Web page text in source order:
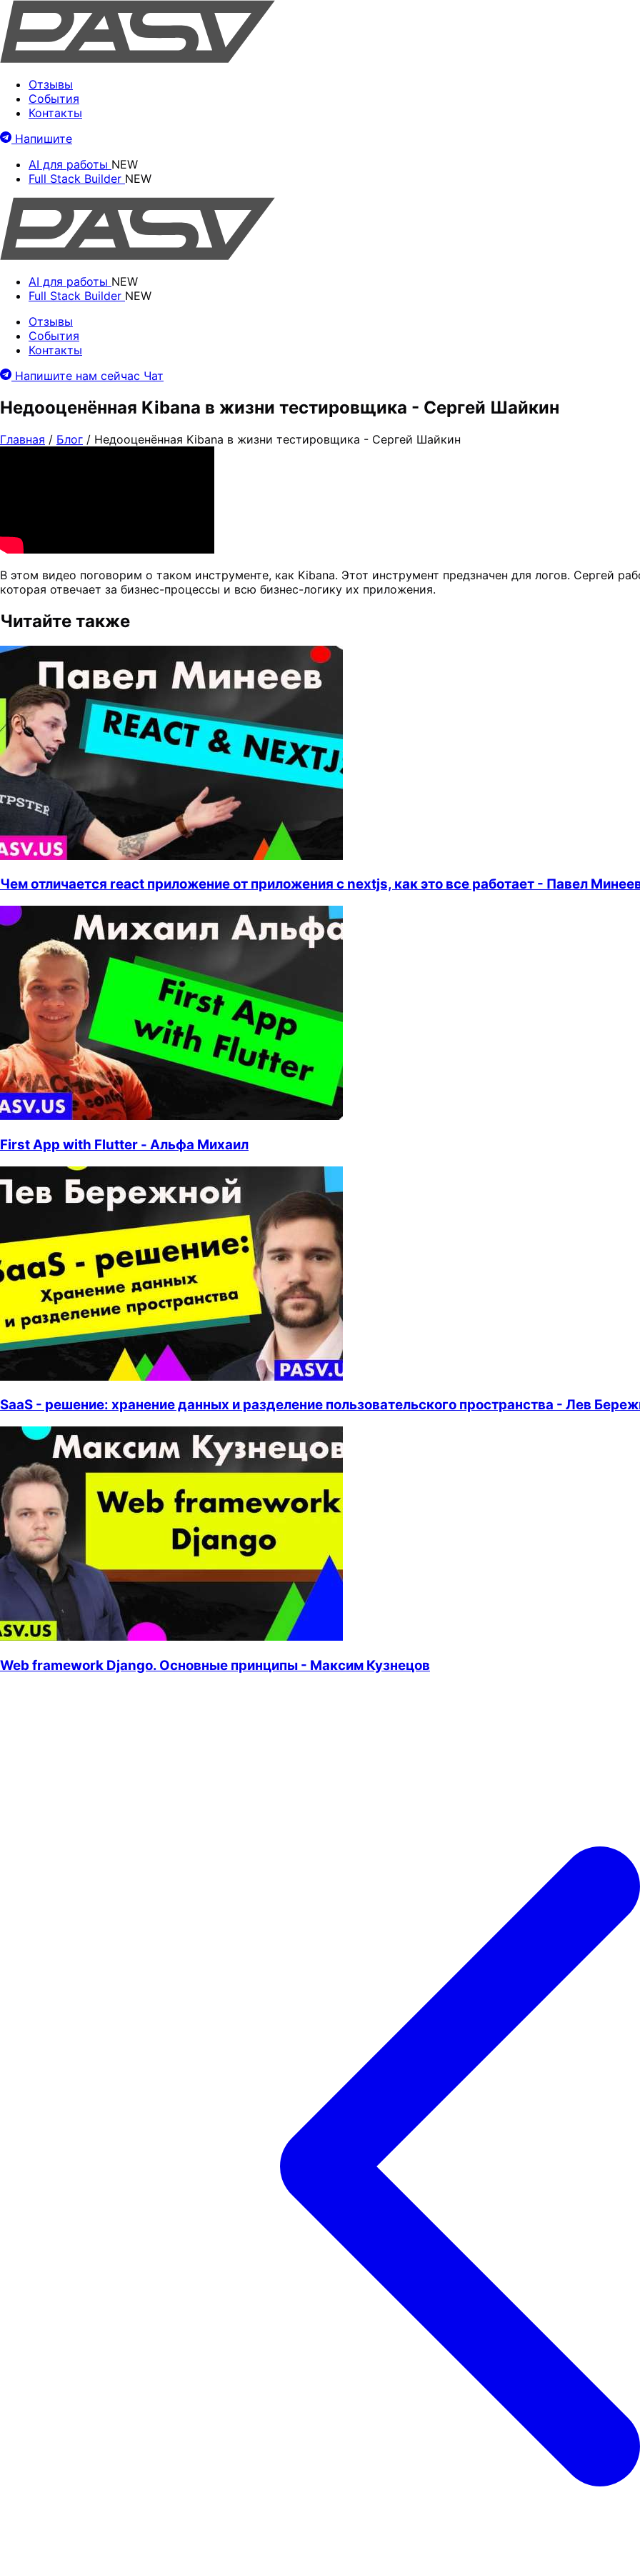
Отзывы
События
Контакты
Напишите
AI для работы NEW
Full Stack Builder NEW
AI для работы NEW
Full Stack Builder NEW
Отзывы
События
Контакты
Напишите нам сейчас Чат
Недооценённая Kibana в жизни тестировщика - Сергей Шайкин
Главная / Блог / Недооценённая Kibana в жизни тестировщика - Сергей Шайкин
В этом видео поговорим о таком инструменте, как Kibana. Этот инструмент предзначен для логов. Сергей
которая отвечает за бизнес-процессы и всю бизнес-логику их приложения.
Читайте также
Чем отличается react приложение от приложения с nextjs, как это все работает - Павел
First App with Flutter - Альфа Михаил
SaaS - решение: хранение данных и разделение пользовательского пространства - Лев
Web framework Django. Основные принципы - Максим Кузнецов